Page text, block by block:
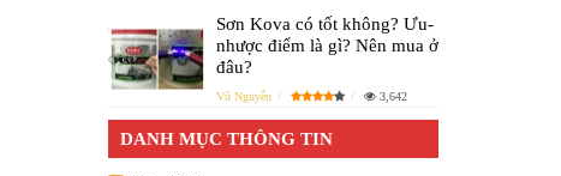
Sơn Kova có tốt không? Ưu-
nhược điểm là gì? Nên mua ở
đâu?
Vũ Nguyễn 3,642
DANH MỤC THÔNG TIN